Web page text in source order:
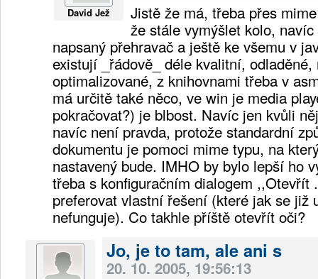
David Jež
Jistě že má, třeba přes
že stále vymýšlet kolo,
napsaný přehravač a ještě ke všemu v
existují _řádově_ déle kvalitní, odladěné,
optimalizované, z knihovnami třeba v
má určitě také něco, ve win je media
pokračovat?) je blbost. Navíc jen kvůli
navíc není pravda, protože standardní
dokumentu je pomoci mime typu, na
nastavený bude. IMHO by bylo lepší ho
třeba s konfiguračním dialogem ,,Otevřít
preferovat vlastní řešení (které jak se již
nefunguje). Co takhle příště otevřít oči?
Jo, je to tam, ale ani s
20. 10. 2005, 19:56:13